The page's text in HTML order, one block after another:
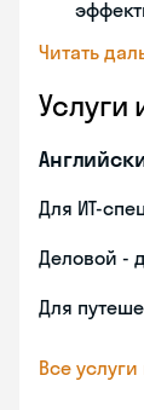
Читать
Услуги
Для ИТ-
Деловой -
Для
Все